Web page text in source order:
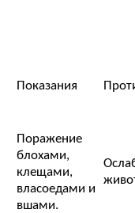
Показания
Поражение
блохами,
клещами,
власоедами и
вшами.